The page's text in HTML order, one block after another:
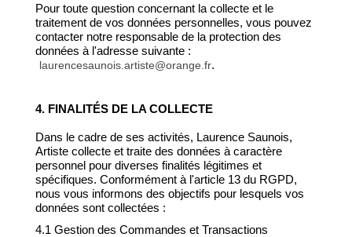
Pour toute question concernant la collecte et le
traitement de vos données personnelles, vous pouvez
contacter notre responsable de la protection des
données à l'adresse suivante :
laurencesaunois.artiste@orange.fr.
4. FINALITÉS DE LA COLLECTE
Dans le cadre de ses activités, Laurence Saunois,
Artiste collecte et traite des données à caractère
personnel pour diverses finalités légitimes et
spécifiques. Conformément à l'article 13 du RGPD,
nous vous informons des objectifs pour lesquels vos
données sont collectées :
4.1 Gestion des Commandes et Transactions